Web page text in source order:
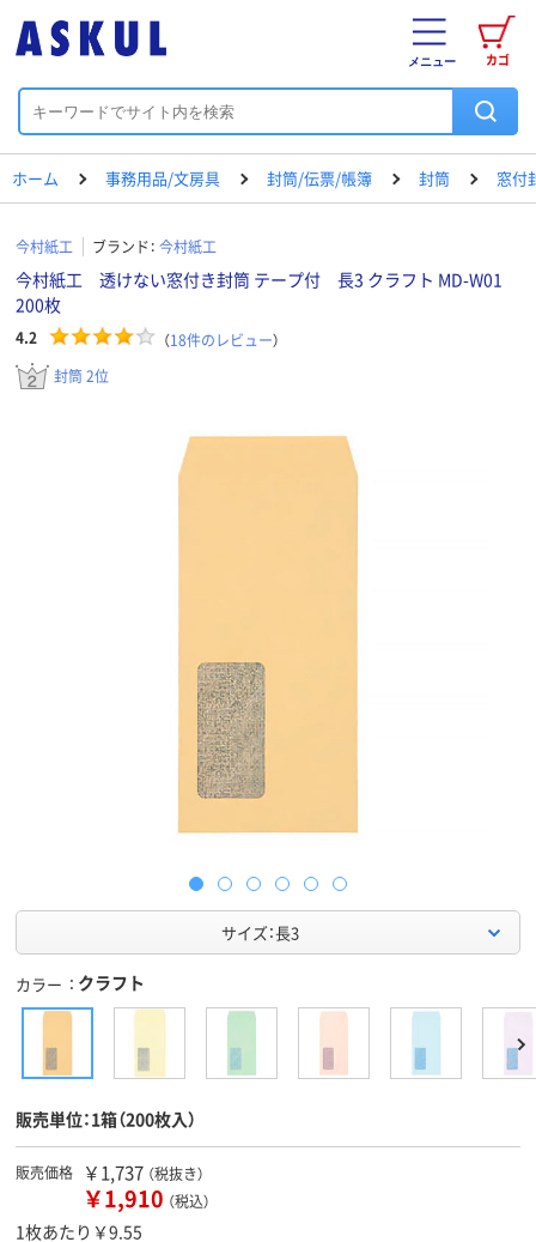
カゴ
メニュー
ホーム 事務用品/文房具 封筒/伝票/帳簿 封筒 窓付
今村紙工 ブランド： 今村紙工
今村紙工 透けない窓付き封筒 テープ付 長3 クラフト MD-W01
200枚
4.2 （18件のレビュー）
封筒 2位
サイズ：長3
カラー クラフト
販売単位：1箱（200枚入）
販売価格 ￥1,737 （税抜き）
￥1,910 （税込）
1枚あたり￥9.55